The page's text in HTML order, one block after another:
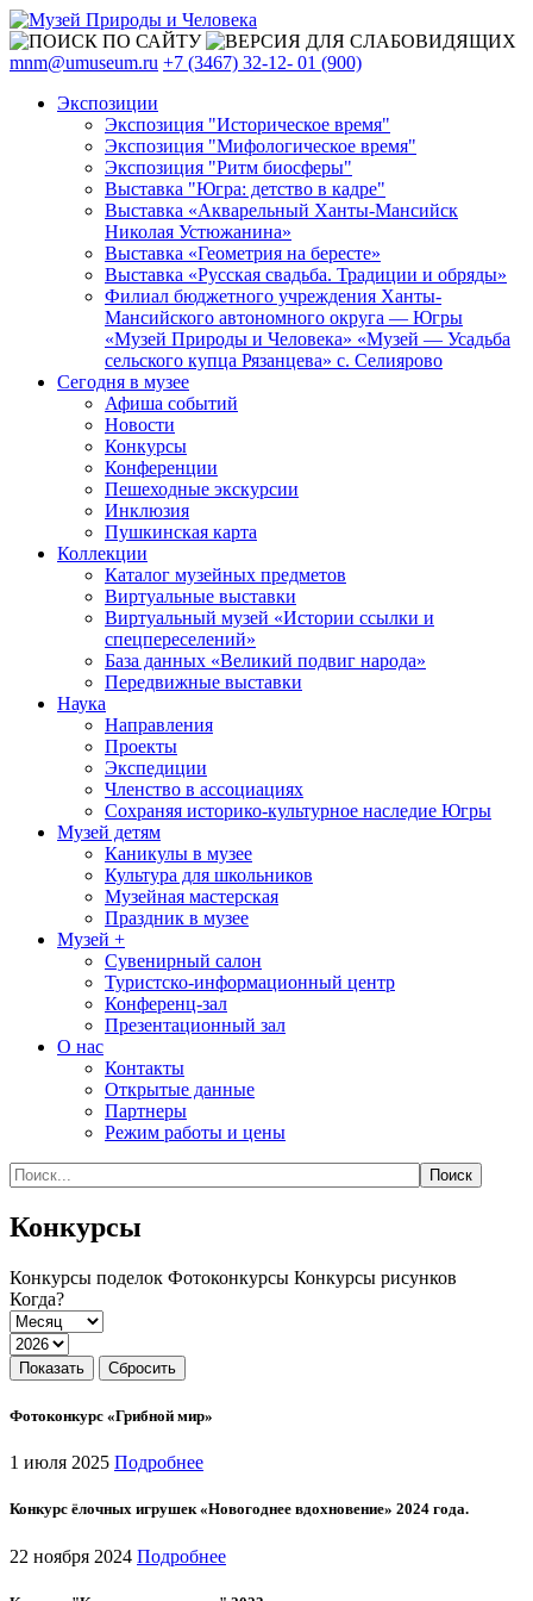
mnm@umuseum.ru +7 (3467) 32-12- 01 (900)
Экспозиции
Экспозиция "Историческое время"
Экспозиция "Мифологическое время"
Экспозиция "Ритм биосферы"
Выставка "Югра: детство в кадре"
Выставка «Акварельный Ханты-Мансийск
Николая Устюжанина»
Выставка «Геометрия на бересте»
Выставка «Русская свадьба. Традиции и обряды»
Филиал бюджетного учреждения Ханты-
Мансийского автономного округа — Югры
«Музей Природы и Человека» «Музей — Усадьба
сельского купца Рязанцева» с. Селиярово
Сегодня в музее
Афиша событий
Новости
Конкурсы
Конференции
Пешеходные экскурсии
Инклюзия
Пушкинская карта
Коллекции
Каталог музейных предметов
Виртуальные выставки
Виртуальный музей «Истории ссылки и
спецпереселений»
База данных «Великий подвиг народа»
Передвижные выставки
Наука
Направления
Проекты
Экспедиции
Членство в ассоциациях
Сохраняя историко-культурное наследие Югры
Музей детям
Каникулы в музее
Культура для школьников
Музейная мастерская
Праздник в музее
Музей +
Сувенирный салон
Туристско-информационный центр
Конференц-зал
Презентационный зал
О нас
Контакты
Открытые данные
Партнеры
Режим работы и цены
Конкурсы
Конкурсы поделок Фотоконкурсы Конкурсы рисунков
Когда?
Показать
Фотоконкурс «Грибной мир»
1 июля 2025 Подробнее
Конкурс ёлочных игрушек «Новогоднее вдохновение» 2024 года.
22 ноября 2024 Подробнее